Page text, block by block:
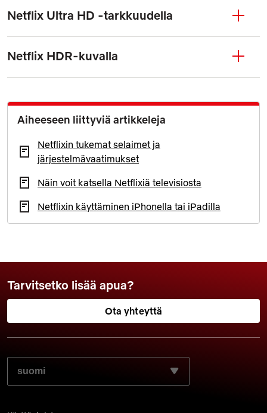
Netflix Ultra HD ‑tarkkuudella
Netflix HDR-kuvalla
Aiheeseen liittyviä artikkeleja
Netflixin tukemat selaimet ja
järjestelmävaatimukset
Näin voit katsella Netflixiä televisiosta
Netflixin käyttäminen iPhonella tai iPadilla
Tarvitsetko lisää apua?
Ota yhteyttä
VALITSE HALUAMASI KIELI: